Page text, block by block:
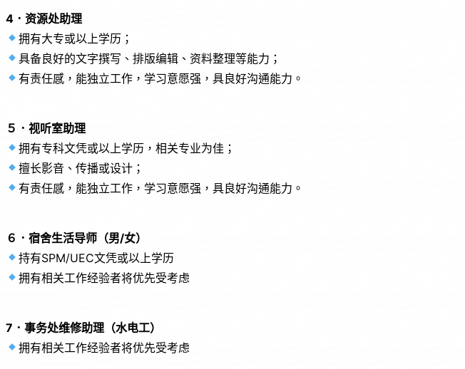
4．资源处助理
拥有大专或以上学历；
具备良好的文字撰写、排版编辑、资料整理等能力；
有责任感，能独立工作，学习意愿强，具良好沟通能力。
５．视听室助理
拥有专科文凭或以上学历，相关专业为佳；
擅长影音、传播或设计；
有责任感，能独立工作，学习意愿强，具良好沟通能力。
６．宿舍生活导师（男/女）
持有SPM/UEC文凭或以上学历
拥有相关工作经验者将优先受考虑
7．事务处维修助理（水电工）
拥有相关工作经验者将优先受考虑